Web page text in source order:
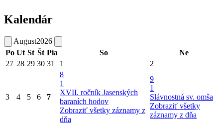
Kalendár
August2026
Po Ut St Št Pia So
Ne
27 28 29 30 31 1 2
3 4 5 6 7
8
1
XVII. ročník Jasenských
baraních hodov
Zobraziť všetky záznamy z
dňa
9
1
Slávnostná sv. omša
Zobraziť všetky
záznamy z dňa